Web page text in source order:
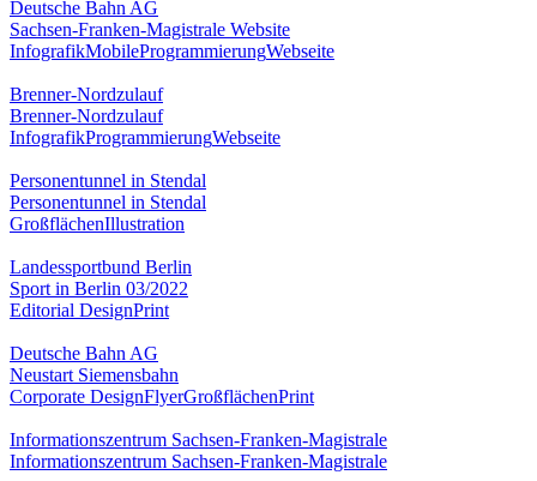
Deutsche Bahn AG
Sachsen-Franken-Magistrale Website
InfografikMobileProgrammierungWebseite
Brenner-Nordzulauf
Brenner-Nordzulauf
InfografikProgrammierungWebseite
Personentunnel in Stendal
Personentunnel in Stendal
GroßflächenIllustration
Landessportbund Berlin
Sport in Berlin 03/2022
Editorial DesignPrint
Deutsche Bahn AG
Neustart Siemensbahn
Corporate DesignFlyerGroßflächenPrint
Informationszentrum Sachsen-Franken-Magistrale
Informationszentrum Sachsen-Franken-Magistrale